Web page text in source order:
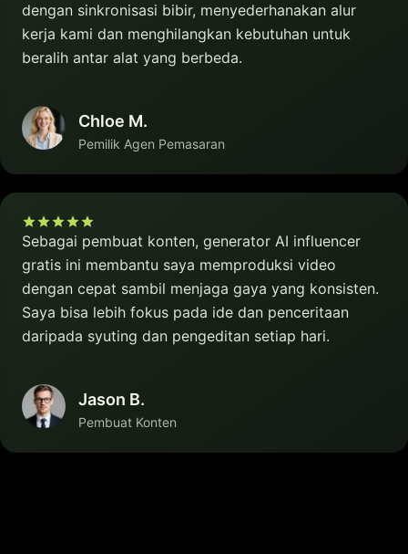
dengan sinkronisasi bibir, menyederhanakan alur
kerja kami dan menghilangkan kebutuhan untuk
beralih antar alat yang berbeda.
Chloe M.
Pemilik Agen Pemasaran
Sebagai pembuat konten, generator AI influencer
gratis ini membantu saya memproduksi video
dengan cepat sambil menjaga gaya yang konsisten.
Saya bisa lebih fokus pada ide dan penceritaan
daripada syuting dan pengeditan setiap hari.
Jason B.
Pembuat Konten